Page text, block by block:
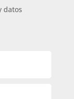
datos